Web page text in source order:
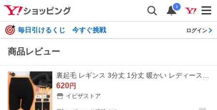
i
毎日引けるくじ 今すぐ挑戦 ログイン
商品レビュー
620円
イビザストア